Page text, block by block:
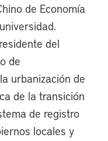
de Economía
del
de
urbanización de
de la transición
de registro
locales y